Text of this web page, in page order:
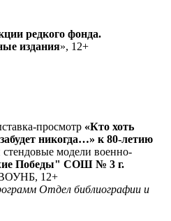
редкого фонда.
издания», 12+
просмотр «Кто хоть
никогда…» к 80-летию
модели военно-
Победы" СОШ № 3 г.
12+
Отдел библиографии и